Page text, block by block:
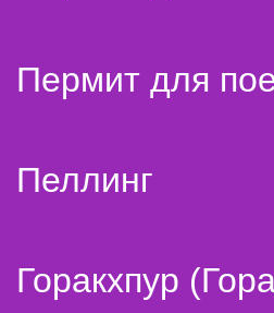
Пермит для
Пеллинг
Горакхпур